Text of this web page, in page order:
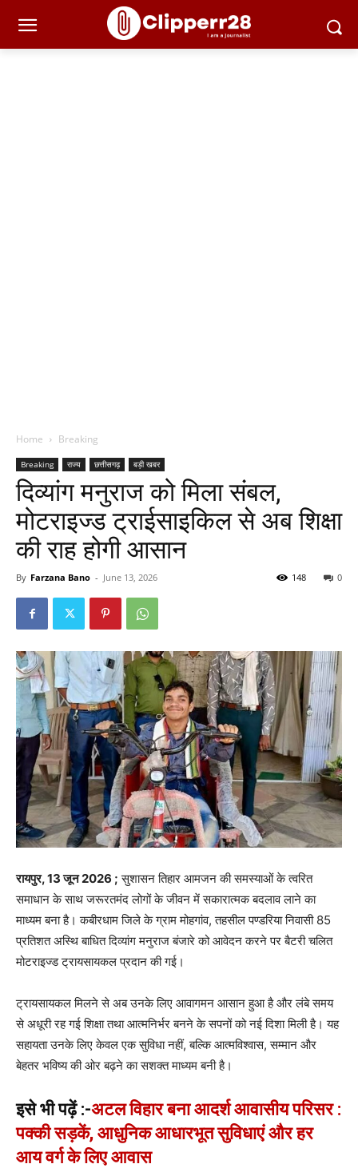
Home Breaking
Breaking राज्य छत्तीसगढ़ बड़ी खबर
दिव्यांग मनुराज को मिला संबल,
मोटराइज्ड ट्राईसाइकिल से अब शिक्षा
की राह होगी आसान
By Farzana Bano - June 13, 2026 0
148
रायपुर, 13 जून 2026 ; सुशासन तिहार आमजन की समस्याओं के त्वरित
समाधान के साथ जरूरतमंद लोगों के जीवन में सकारात्मक बदलाव लाने का
माध्यम बना है। कबीरधाम जिले के ग्राम मोहगांव, तहसील पण्डरिया निवासी 85
प्रतिशत अस्थि बाधित दिव्यांग मनुराज बंजारे को आवेदन करने पर बैटरी चलित
मोटराइज्ड ट्रायसायकल प्रदान की गई।
ट्रायसायकल मिलने से अब उनके लिए आवागमन आसान हुआ है और लंबे समय
से अधूरी रह गई शिक्षा तथा आत्मनिर्भर बनने के सपनों को नई दिशा मिली है। यह
सहायता उनके लिए केवल एक सुविधा नहीं, बल्कि आत्मविश्वास, सम्मान और
बेहतर भविष्य की ओर बढ़ने का सशक्त माध्यम बनी है।
इसे भी पढ़ें :-अटल विहार बना आदर्श आवासीय परिसर :
पक्की सड़कें, आधुनिक आधारभूत सुविधाएं और हर
आय वर्ग के लिए आवास